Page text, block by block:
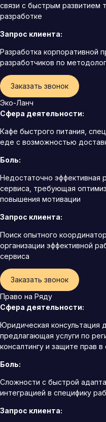
связи с быстрым развитием
разработке
Запрос клиента:
Разработка корпоративной
разработчиков по
Заказать звонок
Эко-Ланч
Сфера деятельности:
Кафе быстрого питания,
еде с возможностью
Боль:
Недостаточно эффективная
сервиса, требующая
повышения мотивации
Запрос клиента:
Поиск опытного
организации эффективной
сервиса
Заказать звонок
Право на Ряду
Сфера деятельности:
Юридическая консультация
предлагающая услуги по
консалтингу и защите прав в
Боль:
Сложности с быстрой
интеграцией в специфику
Запрос клиента: